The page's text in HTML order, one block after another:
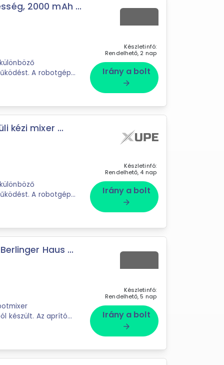
2000 mAh ...
A robotgép
Készletinfó:
Rendelhető, 2 nap
Irány a bolt
arrow_forward
kézi mixer ...
A robotgép
Készletinfó:
Rendelhető, 4 nap
Irány a bolt
arrow_forward
Haus ...
készült. Az aprító
Készletinfó:
Rendelhető, 5 nap
Irány a bolt
arrow_forward